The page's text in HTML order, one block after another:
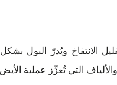
ويُدرّ البول بشكل
التي تُعزِّز عملية